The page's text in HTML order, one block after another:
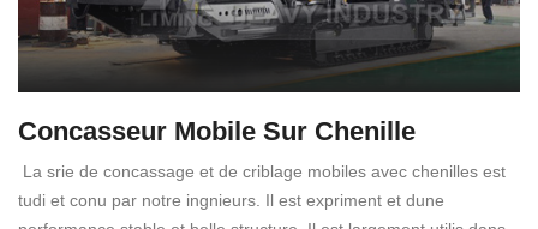
Concasseur Mobile Sur Chenille
La srie de concassage et de criblage mobiles avec chenilles est
tudi et conu par notre ingnieurs. Il est expriment et dune